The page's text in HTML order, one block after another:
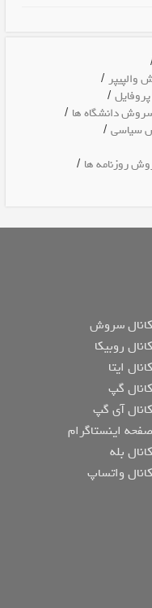
والپیپر /
/
دانشگاه ها /
سیاسی /
روزنامه ها /
سروش
روبیکا
ایتا
گپ
آی گپ
اینستاگرام
بله
واتساپ